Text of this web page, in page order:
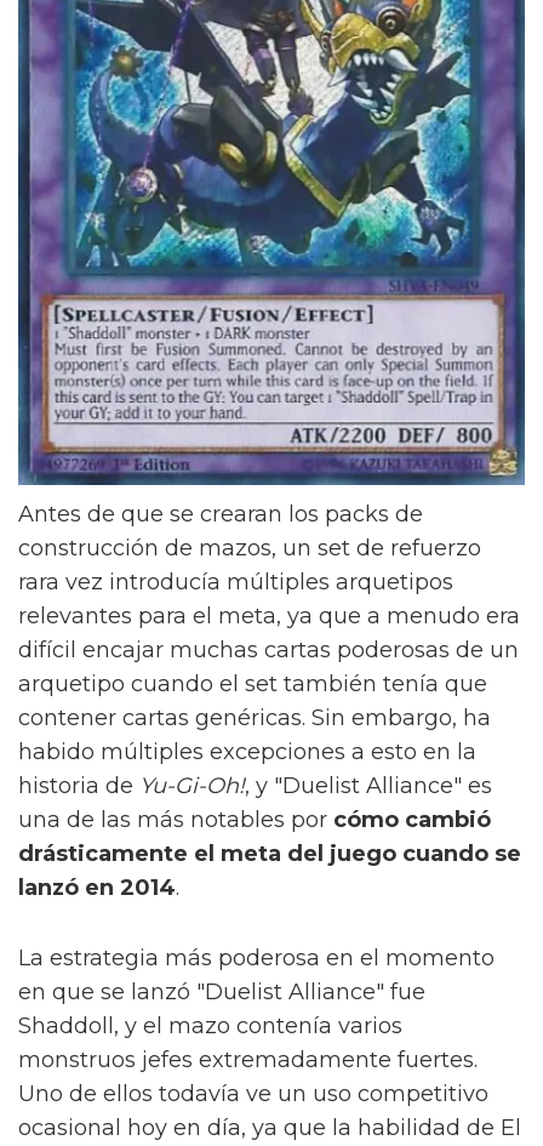
Antes de que se crearan los packs de
construcción de mazos, un set de refuerzo
rara vez introducía múltiples arquetipos
relevantes para el meta, ya que a menudo era
difícil encajar muchas cartas poderosas de un
arquetipo cuando el set también tenía que
contener cartas genéricas. Sin embargo, ha
habido múltiples excepciones a esto en la
historia de Yu-Gi-Oh!, y "Duelist Alliance" es
una de las más notables por cómo cambió
drásticamente el meta del juego cuando se
lanzó en 2014.
La estrategia más poderosa en el momento
en que se lanzó "Duelist Alliance" fue
Shaddoll, y el mazo contenía varios
monstruos jefes extremadamente fuertes.
Uno de ellos todavía ve un uso competitivo
ocasional hoy en día, ya que la habilidad de El